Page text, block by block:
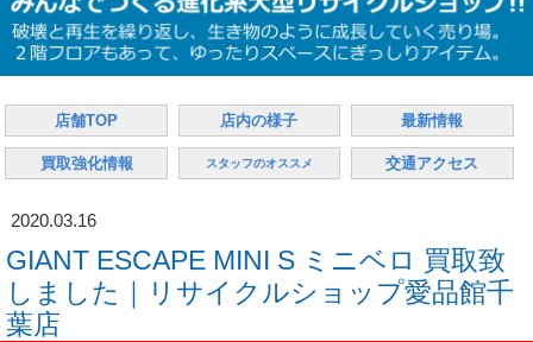
店舗TOP 店内の様子 最新情報
買取強化情報 スタッフのオススメ 交通アクセス
2020.03.16
GIANT ESCAPE MINI S ミニベロ 買取致
しました｜リサイクルショップ愛品館千
葉店